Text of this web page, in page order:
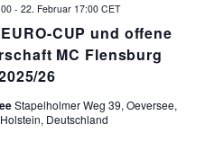
CUP und offene
MC Flensburg
26
- 22. Februar 17:00 CET
Stapelholmer Weg 39, Oeversee,
Deutschland